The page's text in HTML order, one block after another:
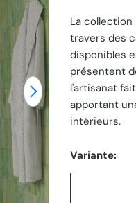
Ouvrir le média
unitaire
La collection
travers des
disponibles
présentent
l'artisanat
apportant
intérieurs.
Variante: